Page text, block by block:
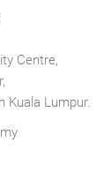
Centre,
Kuala Lumpur.